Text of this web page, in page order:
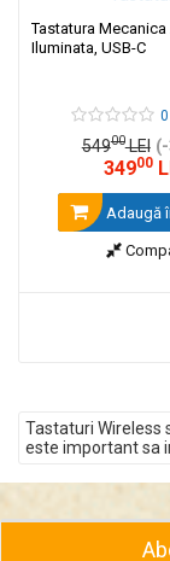
Tastatura Mecanica
Iluminata, USB-C
54900LEI
34900
Adaugă
Tastaturi Wireless
este important sa